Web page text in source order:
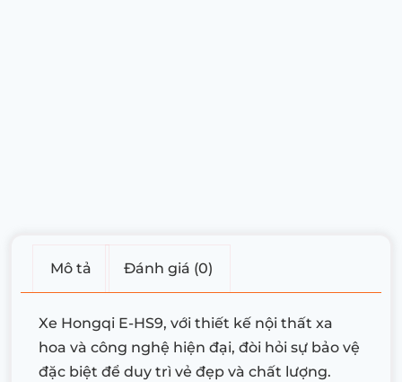
Mô tả Đánh giá (0)
Xe Hongqi E-HS9, với thiết kế nội thất xa
hoa và công nghệ hiện đại, đòi hỏi sự bảo vệ
đặc biệt để duy trì vẻ đẹp và chất lượng.